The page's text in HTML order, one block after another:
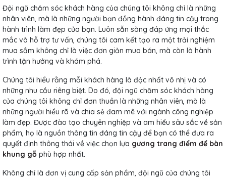
Đội ngũ chăm sóc khách hàng của chúng tôi không chỉ là những
nhân viên, mà là những người bạn đồng hành đáng tin cậy trong
hành trình làm đẹp của bạn. Luôn sẵn sàng đáp ứng mọi thắc
mắc và hỗ trợ tư vấn, chúng tôi cam kết tạo ra một trải nghiệm
mua sắm không chỉ là việc đơn giản mua bán, mà còn là hành
trình tận hưởng và khám phá.
Chúng tôi hiểu rằng mỗi khách hàng là độc nhất vô nhị và có
những nhu cầu riêng biệt. Do đó, đội ngũ chăm sóc khách hàng
của chúng tôi không chỉ đơn thuần là những nhân viên, mà là
những người hiểu rõ và chia sẻ đam mê với ngành công nghiệp
làm đẹp. Được đào tạo chuyên nghiệp và am hiểu sâu sắc về sản
phẩm, họ là nguồn thông tin đáng tin cậy để bạn có thể đưa ra
quyết định thông thái về việc chọn lựa gương trang điểm để bàn
khung gỗ phù hợp nhất.
Không chỉ là đơn vị cung cấp sản phẩm, đội ngũ của chúng tôi